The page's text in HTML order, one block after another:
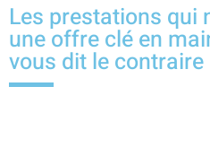
Les prestations qui
une offre clé en
vous dit le contraire